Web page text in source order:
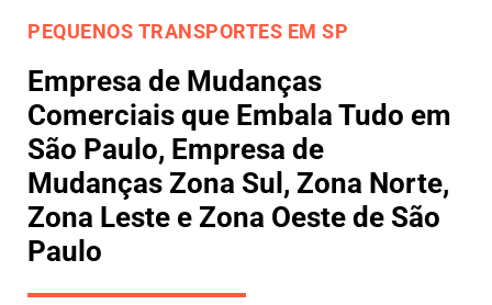
PEQUENOS TRANSPORTES EM SP
Empresa de Mudanças
Comerciais que Embala Tudo em
São Paulo, Empresa de
Mudanças Zona Sul, Zona Norte,
Zona Leste e Zona Oeste de São
Paulo